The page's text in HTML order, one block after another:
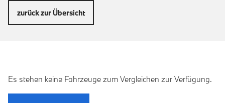
zurück zur Übersicht
Es stehen keine Fahrzeuge zum Vergleichen zur Verfügung.